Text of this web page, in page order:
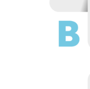
assistenza